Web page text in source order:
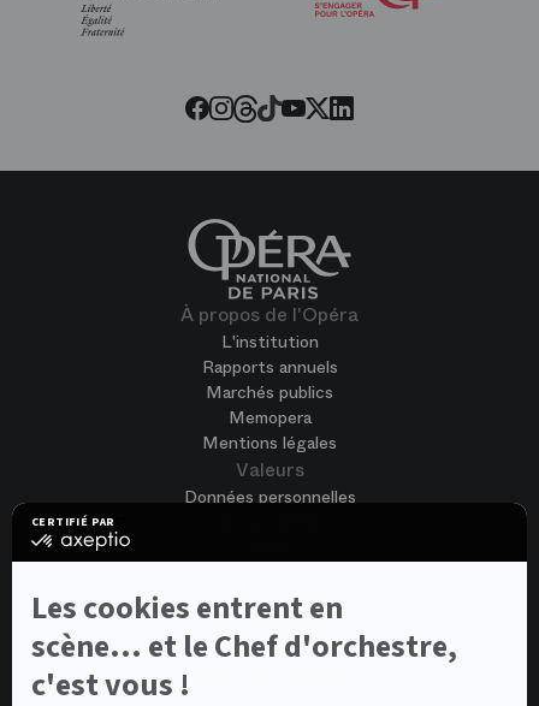
CERTIFIÉ PAR
certifié
En
plus
Axeptio
Les cookies entrent en
scène... et le Chef d'orchestre,
c'est vous !
Facebook
Instagram
Threads
Tiktok
Youtube
Twitter
LinkedIn
À propos de l'Opéra
L'institution
Rapports annuels
Marchés publics
Memopera
Mentions légales
Valeurs
Données personnelles
Nous rejoindre
Offres d'emploi
Candidature spontanée
Concours et auditions